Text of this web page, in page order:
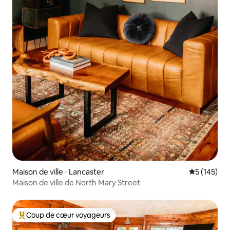
Maison de ville ⋅ Lancaster Évaluation
5 (145)
Maison de ville de North Mary Street
Coups de cœur voyageurs les plus appréciés
Coup de cœur voyageurs